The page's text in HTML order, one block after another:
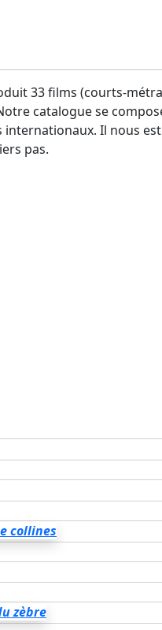
33 films (courts-
catalogue se
Il nous
pas.
collines
zèbre